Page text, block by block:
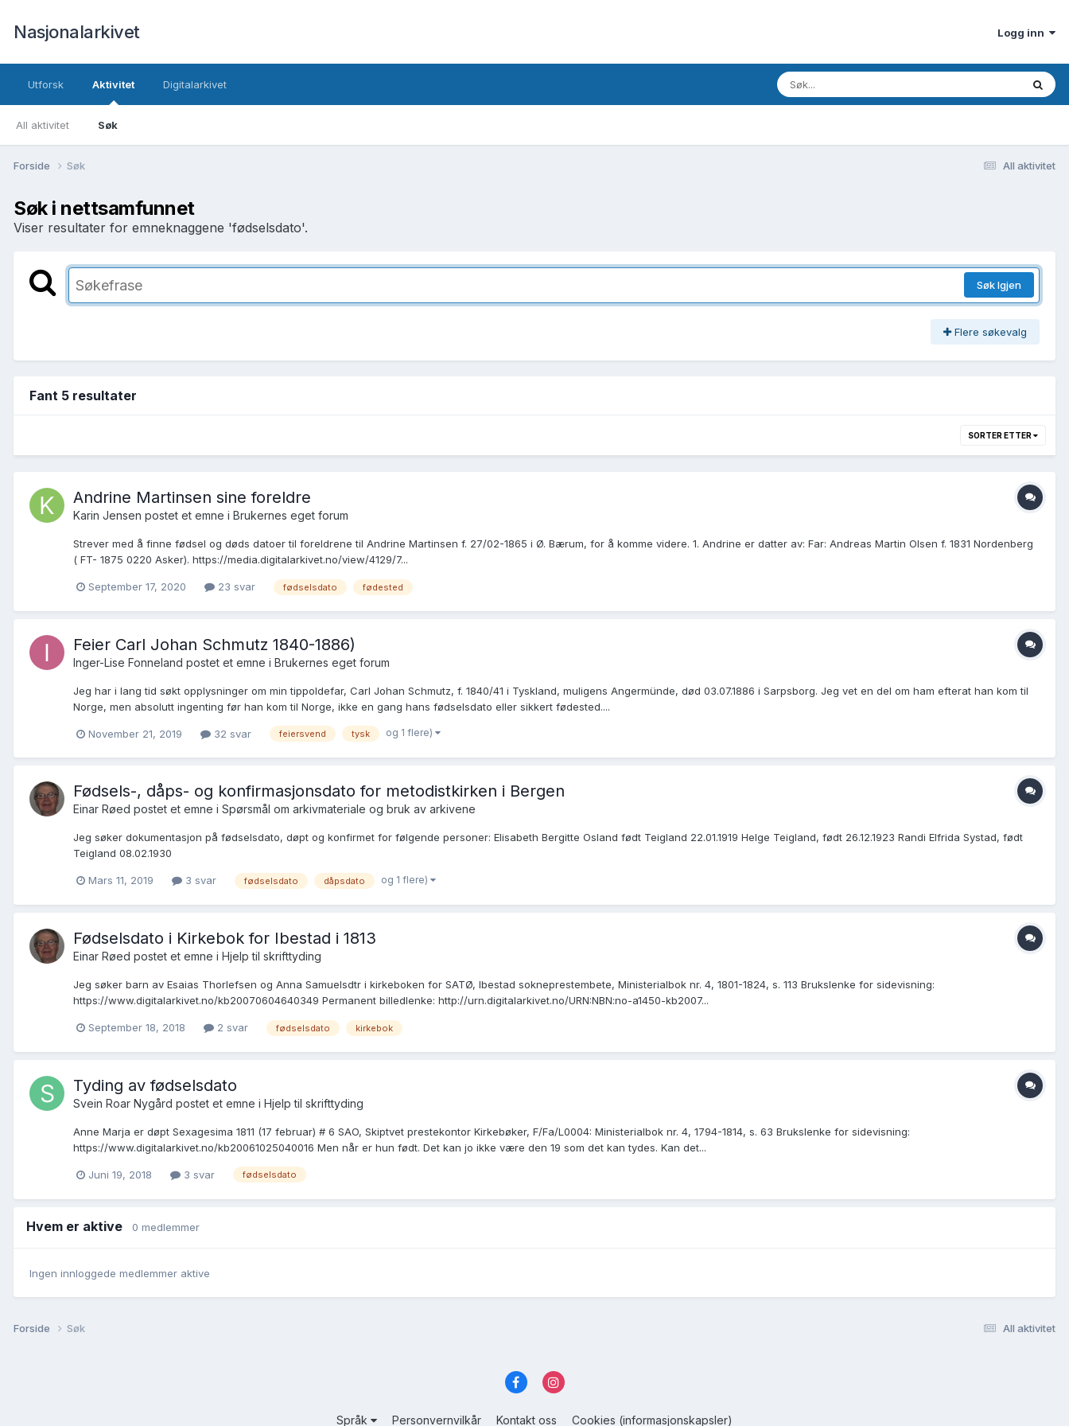
Nasjonalarkivet Logg inn
Utforsk Aktivitet
All aktivitet Søk
Digitalarkivet
All aktivitet
Forside Søk
Søk i nettsamfunnet
Viser resultater for emneknaggene 'fødselsdato'.
Søk Igjen
Flere søkevalg
Fant 5 resultater
SORTER ETTER
Andrine Martinsen sine foreldre
Karin Jensen postet et emne i Brukernes eget forum
Strever med å finne fødsel og døds datoer til foreldrene til Andrine Martinsen f. 27/02-1865 i Ø. Bærum, for å komme videre. 1. Andrine er datter av: Far: Andreas Martin Olsen f. 1831 Nordenberg
( FT- 1875 0220 Asker). https://media.digitalarkivet.no/view/4129/7...
September 17, 2020 23 svar fødselsdato fødested
Feier Carl Johan Schmutz 1840-1886)
Inger-Lise Fonneland postet et emne i Brukernes eget forum
Jeg har i lang tid søkt opplysninger om min tippoldefar, Carl Johan Schmutz, f. 1840/41 i Tyskland, muligens Angermünde, død 03.07.1886 i Sarpsborg. Jeg vet en del om ham efterat han kom til
Norge, men absolutt ingenting før han kom til Norge, ikke en gang hans fødselsdato eller sikkert fødested....
November 21, 2019 32 svar feiersvend tysk og 1 flere)
Fødsels-, dåps- og konfirmasjonsdato for metodistkirken i Bergen
Einar Røed postet et emne i Spørsmål om arkivmateriale og bruk av arkivene
Jeg søker dokumentasjon på fødselsdato, døpt og konfirmet for følgende personer: Elisabeth Bergitte Osland født Teigland 22.01.1919 Helge Teigland, født 26.12.1923 Randi Elfrida Systad, født
Teigland 08.02.1930
Mars 11, 2019 3 svar fødselsdato dåpsdato og 1 flere)
Fødselsdato i Kirkebok for Ibestad i 1813
Einar Røed postet et emne i Hjelp til skrifttyding
Jeg søker barn av Esaias Thorlefsen og Anna Samuelsdtr i kirkeboken for SATØ, Ibestad sokneprestembete, Ministerialbok nr. 4, 1801-1824, s. 113 Brukslenke for sidevisning:
https://www.digitalarkivet.no/kb20070604640349 Permanent billedlenke: http://urn.digitalarkivet.no/URN:NBN:no-a1450-kb2007...
September 18, 2018 2 svar fødselsdato kirkebok
Tyding av fødselsdato
Svein Roar Nygård postet et emne i Hjelp til skrifttyding
Anne Marja er døpt Sexagesima 1811 (17 februar) # 6 SAO, Skiptvet prestekontor Kirkebøker, F/Fa/L0004: Ministerialbok nr. 4, 1794-1814, s. 63 Brukslenke for sidevisning:
https://www.digitalarkivet.no/kb20061025040016 Men når er hun født. Det kan jo ikke være den 19 som det kan tydes. Kan det...
Juni 19, 2018 3 svar fødselsdato
Hvem er aktive 0 medlemmer
Ingen innloggede medlemmer aktive
All aktivitet
Forside Søk
Språk Personvernvilkår Kontakt oss Cookies (informasjonskapsler)